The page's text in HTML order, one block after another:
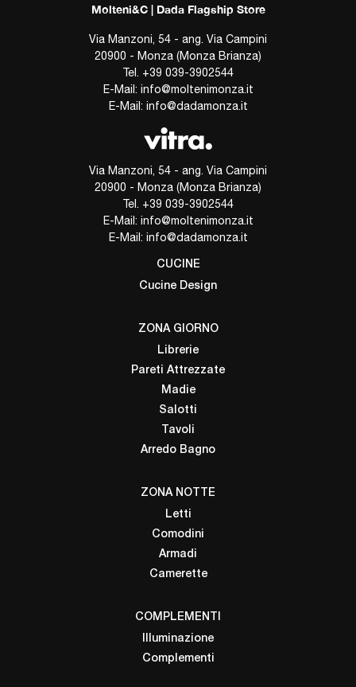
Molteni&C | Dada Flagship Store
Via Manzoni, 54 - ang. Via Campini
20900 - Monza (Monza Brianza)
Tel. +39 039-3902544
E-Mail: info@moltenimonza.it
E-Mail: info@dadamonza.it
Via Manzoni, 54 - ang. Via Campini
20900 - Monza (Monza Brianza)
Tel. +39 039-3902544
E-Mail: info@moltenimonza.it
E-Mail: info@dadamonza.it
CUCINE
Cucine Design
ZONA GIORNO
Librerie
Pareti Attrezzate
Madie
Salotti
Tavoli
Arredo Bagno
ZONA NOTTE
Letti
Comodini
Armadi
Camerette
COMPLEMENTI
Illuminazione
Complementi